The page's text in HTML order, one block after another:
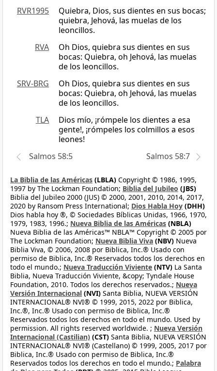
RVR1995
Quiebra, Dios, sus dientes en sus bocas;
quiebra, Jehová, las muelas de los
leoncillos.
RVA
Oh Dios, quiebra sus dientes en sus
bocas: Quiebra, oh Jehová, las muelas
de los leoncillos.
SRV-BRG
Oh Dios, quiebra sus dientes en sus
bocas: Quiebra, oh Jehová, las muelas
de los leoncillos.
TLA
Dios mío, ¡rómpele los dientes a esa
gente!, ¡rómpeles los colmillos a esos
leones!
Salmos 58:5
Salmos 58:7
La Biblia de las Américas (LBLA) Copyright © 1986, 1995,
1997 by The Lockman Foundation; Biblia del Jubileo (JBS)
Biblia del Jubileo 2000 (JUS) © 2000, 2001, 2010, 2014, 2017,
2020 by Ransom Press International; Dios Habla Hoy (DHH)
Dios habla hoy ®, © Sociedades Bíblicas Unidas, 1966, 1970,
1979, 1983, 1996.; Nueva Biblia de las Américas (NBLA)
Nueva Biblia de las Américas™ NBLA™ Copyright © 2005 por
The Lockman Foundation; Nueva Biblia Viva (NBV) Nueva
Biblia Viva, © 2006, 2008 por Biblica, Inc.® Usado con
permiso de Biblica, Inc.® Reservados todos los derechos en
todo el mundo.; Nueva Traducción Viviente (NTV) La Santa
Biblia, Nueva Traducción Viviente, &copy; Tyndale House
Foundation, 2010. Todos los derechos reservados.; Nueva
Versión Internacional (NVI) Santa Biblia, NUEVA VERSIÓN
INTERNACIONAL® NVI® © 1999, 2015, 2022 por Biblica,
Inc.®, Inc.® Usado con permiso de Biblica, Inc.®
Reservados todos los derechos en todo el mundo. Used by
permission. All rights reserved worldwide. ; Nueva Versión
Internacional (Castilian) (CST) Santa Biblia, NUEVA VERSIÓN
INTERNACIONAL® NVI® (Castellano) © 1999, 2005, 2017 por
Biblica, Inc.® Usado con permiso de Biblica, Inc.®
Reservados todos los derechos en todo el mundo.; Palabra